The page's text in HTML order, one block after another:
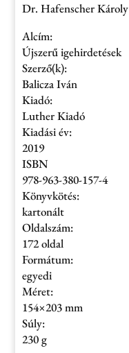
Dr. Hafenscher Károly
Alcím:
Újszerű igehirdetések
Szerző(k):
Balicza Iván
Kiadó:
Luther Kiadó
Kiadási év:
2019
ISBN
978-963-380-157-4
Könyvkötés:
kartonált
Oldalszám:
172 oldal
Formátum:
egyedi
Méret:
154×203 mm
Súly:
230 g